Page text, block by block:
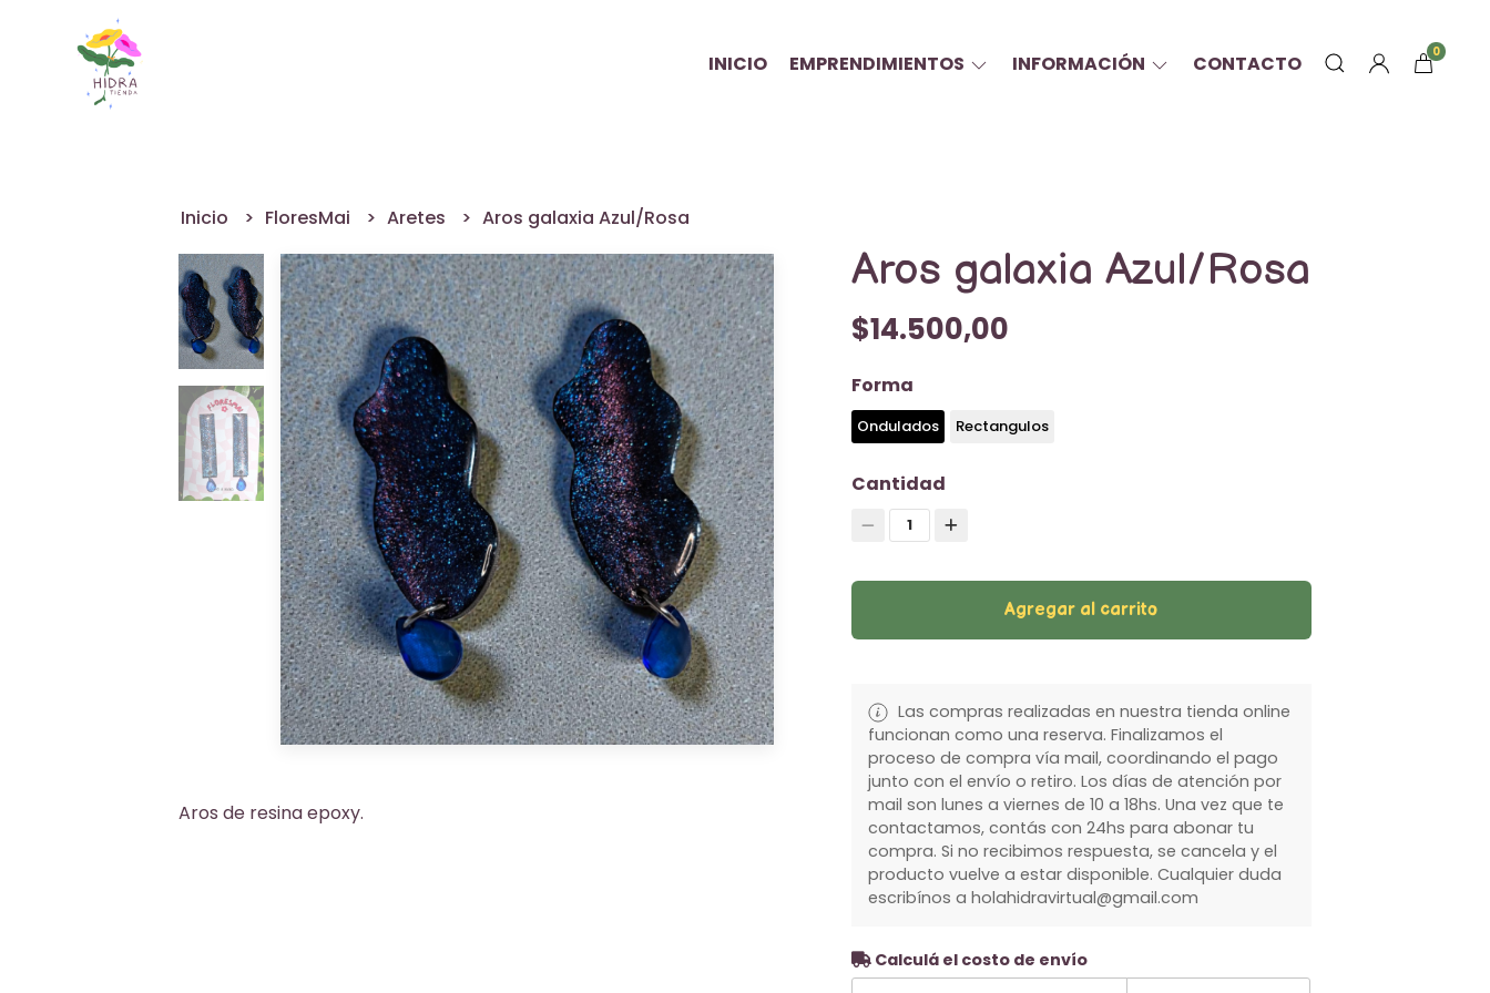
INICIO EMPRENDIMIENTOS INFORMACIÓN CONTACTO 0
Inicio FloresMai Aretes Aros galaxia Azul/Rosa
Aros de resina epoxy.
Aros galaxia Azul/Rosa
$14.500,00
Forma
Ondulados Rectangulos
Cantidad
1
Agregar al carrito
Las compras realizadas en nuestra tienda online
funcionan como una reserva. Finalizamos el
proceso de compra vía mail, coordinando el pago
junto con el envío o retiro. Los días de atención por
mail son lunes a viernes de 10 a 18hs. Una vez que te
contactamos, contás con 24hs para abonar tu
compra. Si no recibimos respuesta, se cancela y el
producto vuelve a estar disponible. Cualquier duda
escribínos a holahidravirtual@gmail.com
Calculá el costo de envío